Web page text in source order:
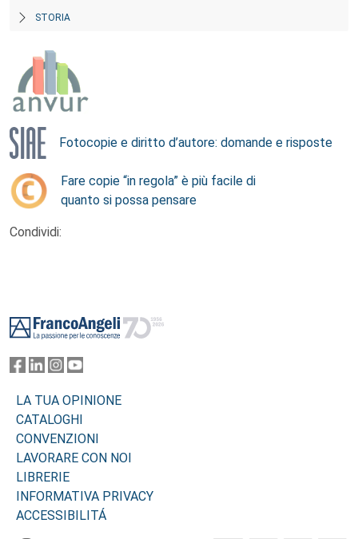
STORIA
Fotocopie e diritto d’autore: domande e risposte
Fare copie “in regola” è più facile di
quanto si possa pensare
Condividi:
LA TUA OPINIONE
CATALOGHI
CONVENZIONI
LAVORARE CON NOI
LIBRERIE
INFORMATIVA PRIVACY
ACCESSIBILITÁ